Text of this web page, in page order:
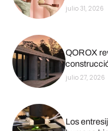
julio 31, 2026
QOROX
julio 27, 2026
Los